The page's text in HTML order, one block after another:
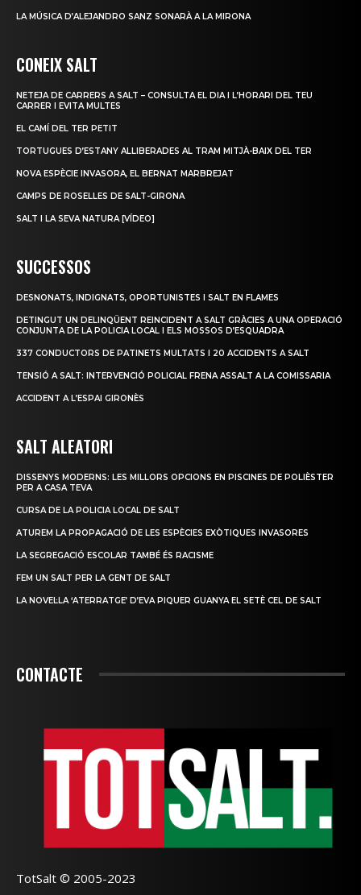
LA MÚSICA D’ALEJANDRO SANZ SONARÀ A LA MIRONA
CONEIX SALT
NETEJA DE CARRERS A SALT – CONSULTA EL DIA I L’HORARI DEL TEU
CARRER I EVITA MULTES
EL CAMÍ DEL TER PETIT
TORTUGUES D’ESTANY ALLIBERADES AL TRAM MITJÀ-BAIX DEL TER
NOVA ESPÈCIE INVASORA, EL BERNAT MARBREJAT
CAMPS DE ROSELLES DE SALT-GIRONA
SALT I LA SEVA NATURA [VÍDEO]
SUCCESSOS
DESNONATS, INDIGNATS, OPORTUNISTES I SALT EN FLAMES
DETINGUT UN DELINQÜENT REINCIDENT A SALT GRÀCIES A UNA OPERACIÓ
CONJUNTA DE LA POLICIA LOCAL I ELS MOSSOS D’ESQUADRA
337 CONDUCTORS DE PATINETS MULTATS I 20 ACCIDENTS A SALT
TENSIÓ A SALT: INTERVENCIÓ POLICIAL FRENA ASSALT A LA COMISSARIA
ACCIDENT A L’ESPAI GIRONÈS
SALT ALEATORI
DISSENYS MODERNS: LES MILLORS OPCIONS EN PISCINES DE POLIÈSTER
PER A CASA TEVA
CURSA DE LA POLICIA LOCAL DE SALT
ATUREM LA PROPAGACIÓ DE LES ESPÈCIES EXÒTIQUES INVASORES
LA SEGREGACIÓ ESCOLAR TAMBÉ ÉS RACISME
FEM UN SALT PER LA GENT DE SALT
LA NOVEL·LA ‘ATERRATGE’ D’EVA PIQUER GUANYA EL SETÈ CEL DE SALT
CONTACTE
TotSalt © 2005-2023